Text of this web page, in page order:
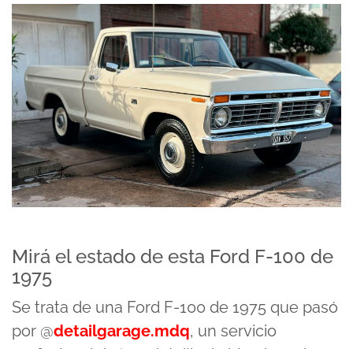
Mirá el estado de esta Ford F-100 de
1975
Se trata de una Ford F-100 de 1975 que pasó
por @detailgarage.mdq, un servicio